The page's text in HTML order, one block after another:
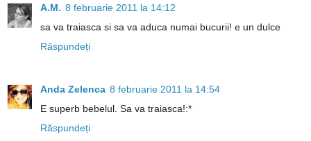
A.M. 8 februarie 2011 la 14:12
sa va traiasca si sa va aduca numai bucurii! e un dulce
Răspundeți
Anda Zelenca 8 februarie 2011 la 14:54
E superb bebelul. Sa va traiasca!:*
Răspundeți